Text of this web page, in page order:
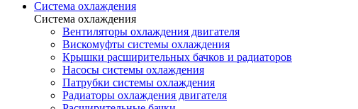
Система охлаждения
Система охлаждения
Вентиляторы охлаждения двигателя
Вискомуфты системы охлаждения
Крышки расширительных бачков и радиаторов
Насосы системы охлаждения
Патрубки системы охлаждения
Радиаторы охлаждения двигателя